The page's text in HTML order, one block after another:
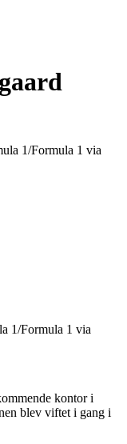
1/Formula 1 via
kontor i
blev viftet i gang i